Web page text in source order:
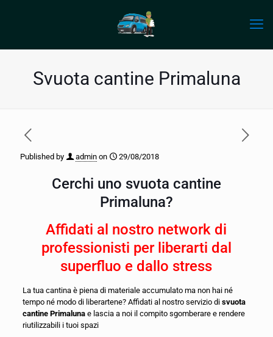
Svuota cantine Primaluna
Published by admin on 29/08/2018
Cerchi uno svuota cantine
Primaluna?
Affidati al nostro network di
professionisti per liberarti dal
superfluo e dallo stress
La tua cantina è piena di materiale accumulato ma non hai né
tempo né modo di liberartene? Affidati al nostro servizio di svuota
cantine Primaluna e lascia a noi il compito sgomberare e rendere
riutilizzabili i tuoi spazi